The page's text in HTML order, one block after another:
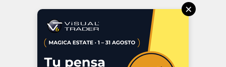
Via Macanno, 38/A
47923 Rimini
P.IVA 02 452 460 401
×